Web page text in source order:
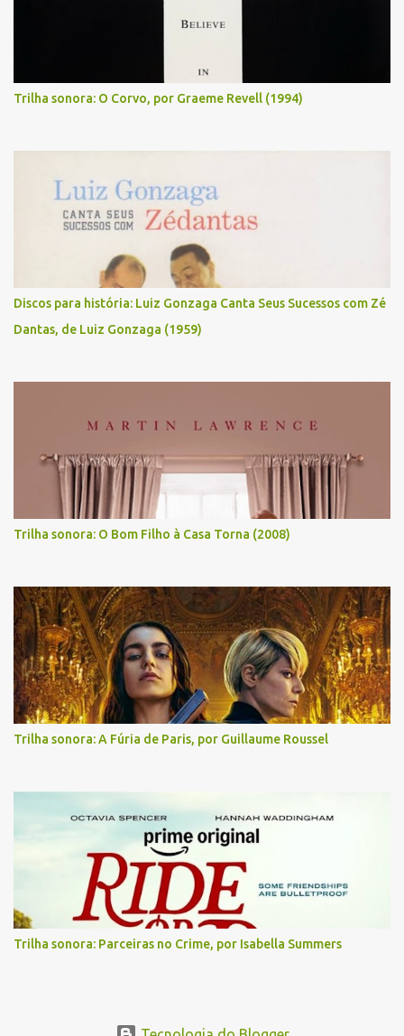
Trilha sonora: O Corvo, por Graeme Revell (1994)
Discos para história: Luiz Gonzaga Canta Seus Sucessos com Zé
Dantas, de Luiz Gonzaga (1959)
Trilha sonora: O Bom Filho à Casa Torna (2008)
Trilha sonora: A Fúria de Paris, por Guillaume Roussel
Trilha sonora: Parceiras no Crime, por Isabella Summers